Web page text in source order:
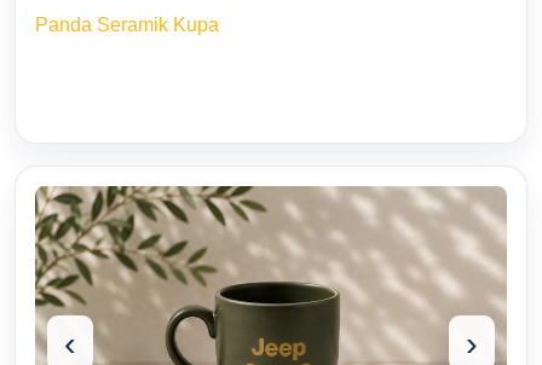
Panda Seramik Kupa
‹ ›